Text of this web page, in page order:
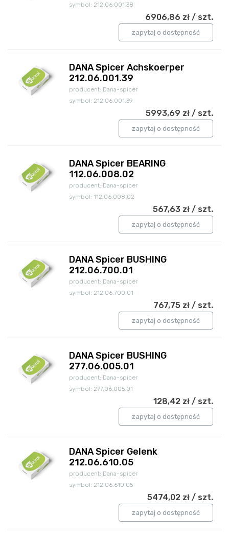
symbol: 212.06.001.38
6906,86 zł / szt.
zapytaj o dostępność
DANA Spicer Achskoerper
212.06.001.39
producent: Dana-spicer
symbol: 212.06.001.39
5993,69 zł / szt.
zapytaj o dostępność
DANA Spicer BEARING
112.06.008.02
producent: Dana-spicer
symbol: 112.06.008.02
567,63 zł / szt.
zapytaj o dostępność
DANA Spicer BUSHING
212.06.700.01
producent: Dana-spicer
symbol: 212.06.700.01
767,75 zł / szt.
zapytaj o dostępność
DANA Spicer BUSHING
277.06.005.01
producent: Dana-spicer
symbol: 277.06.005.01
128,42 zł / szt.
zapytaj o dostępność
DANA Spicer Gelenk
212.06.610.05
producent: Dana-spicer
symbol: 212.06.610.05
5474,02 zł / szt.
zapytaj o dostępność